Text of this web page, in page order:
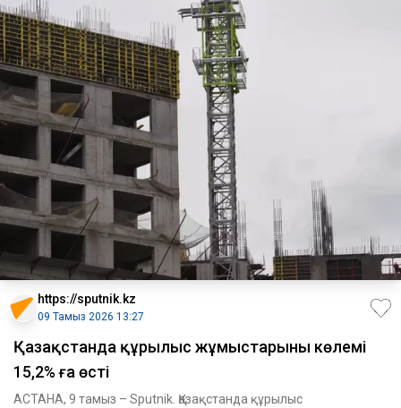
https://sputnik.kz
09 Тамыз 2026 13:27
Қазақстанда құрылыс жұмыстарының көлемі
15,2% ға өсті
АСТАНА, 9 тамыз – Sputnik. Қазақстанда құрылыс